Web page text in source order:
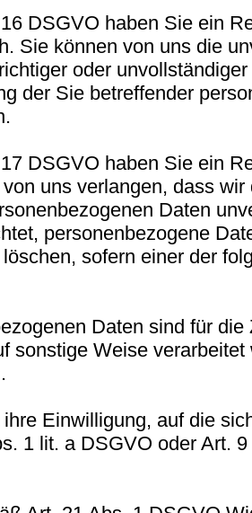
DSGVO haben Sie ein
Sie können von uns die
oder
der Sie betreffender
DSGVO haben Sie ein
uns verlangen, dass wir
Daten
personenbezogene
sofern einer der
Daten sind für
sonstige Weise verarbeitet
Einwilligung, auf die
1 lit. a DSGVO oder Art.